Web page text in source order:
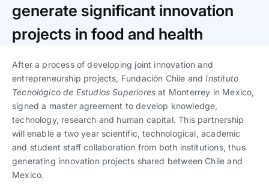
Trabaja con nosotros
Ver todo
Español| English
Ver todas
Español|English
Ver todas
Español|English
progresivos de gestión
Ver todos
Español| English
generate significant innovation
projects in food and health
After a process of developing joint innovation and
entrepreneurship projects, Fundación Chile andInstituto
Tecnológico de Estudios Superiores at Monterrey in Mexico,
signed a master agreement to develop knowledge,
technology, research and human capital. This partnership
will enable a two year scientific, technological, academic
and student staff collaboration from both institutions, thus
generating innovation projects shared between Chile and
Mexico.